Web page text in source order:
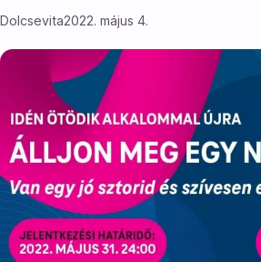
Dolcsevita2022. május 4.